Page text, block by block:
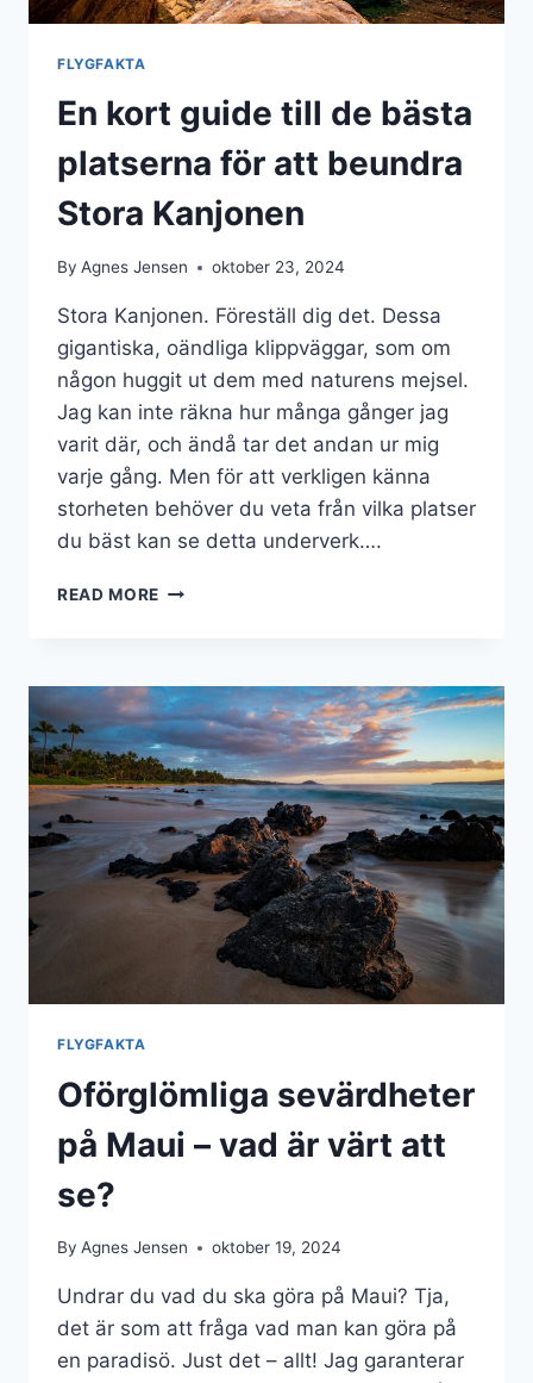
FLYGFAKTA
En kort guide till de bästa
platserna för att beundra
Stora Kanjonen
By Agnes Jensen oktober 23, 2024
Stora Kanjonen. Föreställ dig det. Dessa
gigantiska, oändliga klippväggar, som om
någon huggit ut dem med naturens mejsel.
Jag kan inte räkna hur många gånger jag
varit där, och ändå tar det andan ur mig
varje gång. Men för att verkligen känna
storheten behöver du veta från vilka platser
du bäst kan se detta underverk….
READ MORE EN
DE
BÄSTA
PLATSERNA
FÖR
ATT
BEUNDRA
STORA
KANJONEN
FLYGFAKTA
Oförglömliga sevärdheter
på Maui – vad är värt att
se?
By Agnes Jensen oktober 19, 2024
Undrar du vad du ska göra på Maui? Tja,
det är som att fråga vad man kan göra på
en paradisö. Just det – allt! Jag garanterar